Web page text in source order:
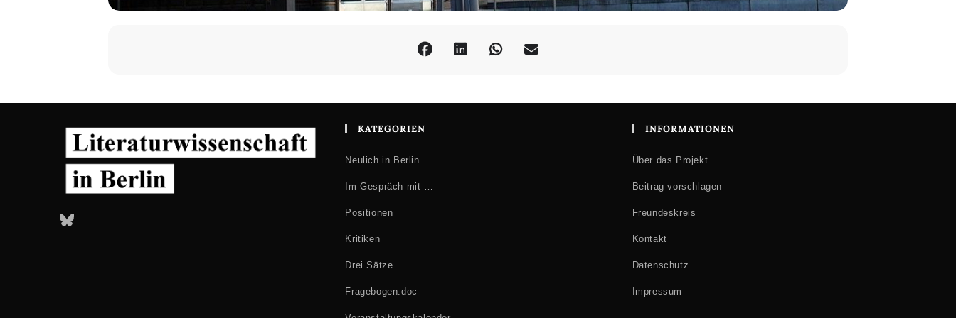
Bluesky
KATEGORIEN
Neulich in Berlin
Im Gespräch mit …
Positionen
Kritiken
Drei Sätze
Fragebogen.doc
INFORMATIONEN
Über das Projekt
Beitrag vorschlagen
Freundeskreis
Kontakt
Datenschutz
Impressum